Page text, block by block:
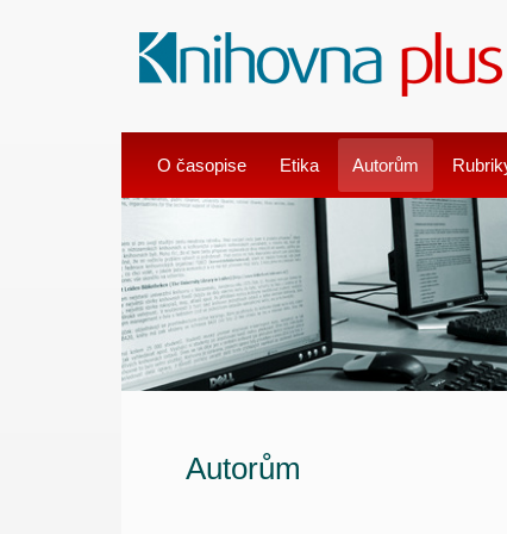
O časopise Etika Autorům
Autorům